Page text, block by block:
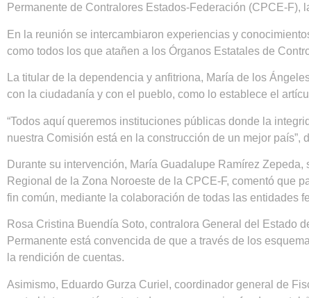
Permanente de Contralores Estados-Federación (CPCE-
En la reunión se intercambiaron experiencias y
como todos los que atañen a los Órganos Estatales de
La titular de la dependencia y anfitriona, María de los
con la ciudadanía y con el pueblo, como lo establece el
“Todos aquí queremos instituciones públicas donde la
nuestra Comisión está en la construcción de un mejor país”,
Durante su intervención, María Guadalupe Ramírez
Regional de la Zona Noroeste de la CPCE-F, comentó que
fin común, mediante la colaboración de todas las entidades
Rosa Cristina Buendía Soto, contralora General del Estado
Permanente está convencida de que a través de los
la rendición de cuentas.
Asimismo, Eduardo Gurza Curiel, coordinador general de